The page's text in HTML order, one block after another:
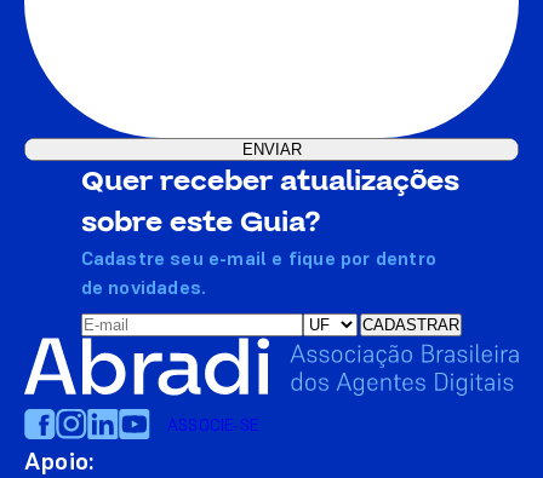
Quer receber atualizações
sobre este Guia?
Cadastre seu e-mail e fique por dentro
de novidades.
ASSOCIE-SE
Apoio: